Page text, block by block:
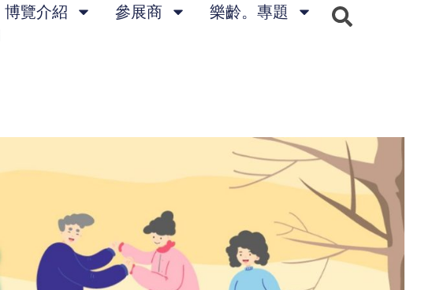
博覽介紹 參展商
樂齡。專題